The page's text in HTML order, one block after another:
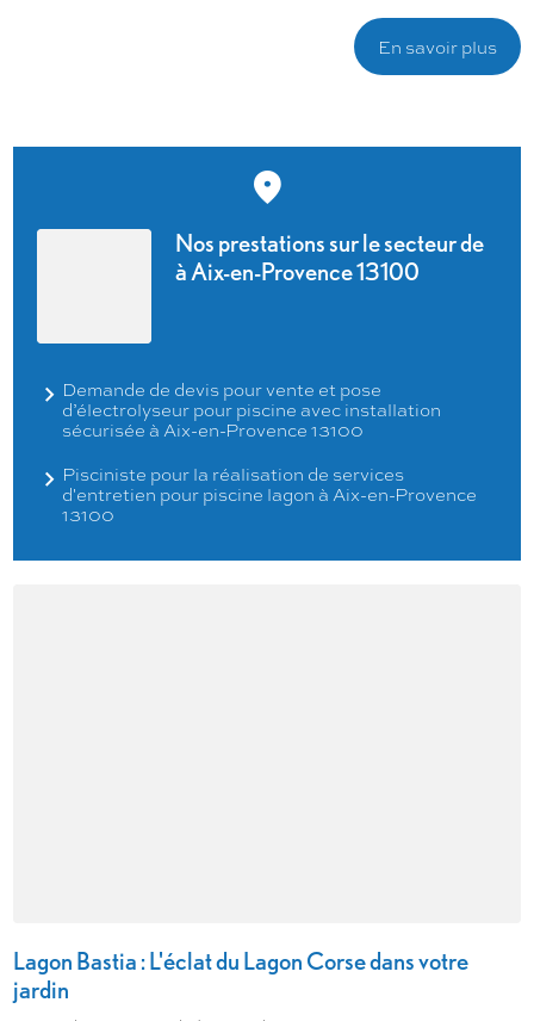
En savoir plus
Nos prestations sur le secteur de
à Aix-en-Provence 13100
Demande de devis pour vente et pose
d’électrolyseur pour piscine avec installation
sécurisée à Aix-en-Provence 13100
Pisciniste pour la réalisation de services
d'entretien pour piscine lagon à Aix-en-Provence
13100
Lagon Bastia : L'éclat du Lagon Corse dans votre
jardin